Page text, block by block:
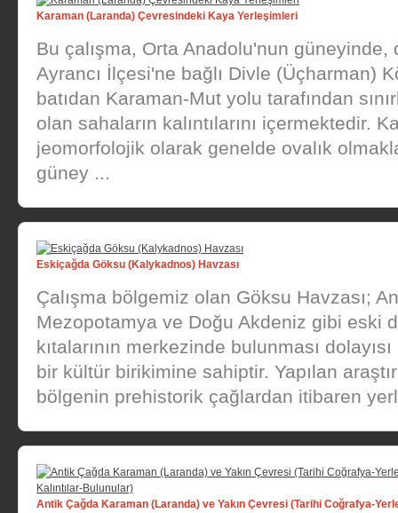
Karaman (Laranda) Çevresindeki Kaya Yerleşimleri
Bu çalışma, Orta Anadolu'nun güneyinde,
Ayrancı İlçesi'ne bağlı Divle (Üçharman)
batıdan Karaman-Mut yolu tarafından
olan sahaların kalıntılarını içermektedir.
jeomorfolojik olarak genelde ovalık
güney ...
Eskiçağda Göksu (Kalykadnos) Havzası
Çalışma bölgemiz olan Göksu Havzası;
Mezopotamya ve Doğu Akdeniz gibi eski
kıtalarının merkezinde bulunması
bir kültür birikimine sahiptir. Yapılan
bölgenin prehistorik çağlardan itibaren
Antik Çağda Karaman (Laranda) ve Yakın Çevresi (Tarihi Coğrafya-